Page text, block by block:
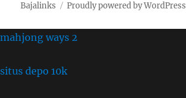
Bajalinks Proudly powered by WordPress
mahjong ways 2
situs depo 10k